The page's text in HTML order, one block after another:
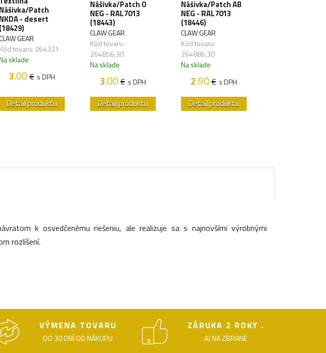
Nášivka/Patch
NKDA - desert
(18429)
GEAR
Kód tovaru: 264321
sklade
3.00€ s DPH
Detail produktu
Nášivka/Patch 0
NEG - RAL7013
(18443)
CLAW GEAR
Kód tovaru:
264856,30
Na sklade
3.00€ s DPH
Detail produktu
Nášivka/Patch AB
NEG - RAL7013
(18446)
CLAW GEAR
Kód tovaru:
264886,30
Na sklade
2.90€ s DPH
Detail produktu
k osvedčenému riešeniu, ale realizuje sa s najnovšími výrobnými
rozlíšení.
VÝMENA TOVARU
DO 30 DNÍ OD NÁKUPU
ZÁRUKA 2 ROKY .
AJ NA ZBRANE